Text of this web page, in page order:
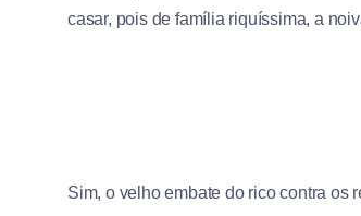
casar, pois de família riquíssima, a
Sim, o velho embate do rico contra